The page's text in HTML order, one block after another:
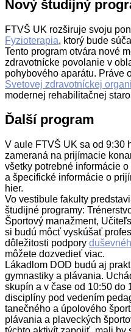
Nový študijný
FTVŠ UK rozširuje svoju
Fyzioterapia, ktorý bude
Tento program otvára nové
zdravotnícke povolanie v
pohybového aparátu. Práve
Svetovej zdravotníckej
modernej rehabilitačnej
Ďalší program
V aule FTVŠ UK sa od 9:30
zameraná na prijímacie
všetky potrebné informácie
a špecifické informácie o
hier.
Vo vestibule fakulty
študijné programy:
Športový manažment,
si budú môcť vyskúšať
dôležitosti podpory
môžete dozvedieť viac.
Lákadlom DOD budú aj
gymnastiky a plávania.
skupín a v čase od 10:50 do
disciplíny pod vedením
tanečného a úpolového
plávania a plaveckých